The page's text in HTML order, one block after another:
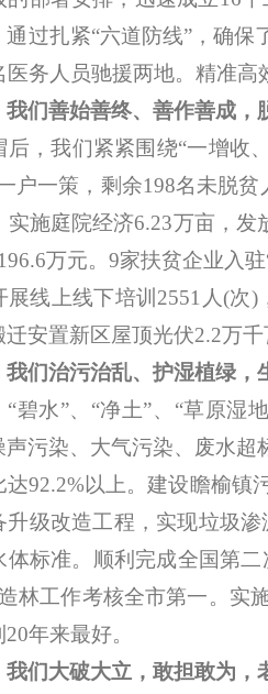
通过扎紧“六道防线”，确
医务人员驰援两地。精准
我们善始善终、善作善成，
我们紧紧围绕“一增收、
户一策，剩余198名未脱
实施庭院经济6.23万亩，
万元。9家扶贫企业入
展线上线下培训2551人(次
安置新区屋顶光伏2.2万
我们治污治乱、护湿植绿，
水”、“净土”、“草原湿
声污染、大气污染、废水
达92.2%以上。建设瞻榆镇
升级改造工程，实现垃圾
体标准。顺利完成全国第
林工作考核全市第一。实
年来最好。
我们大破大立，敢担敢为，